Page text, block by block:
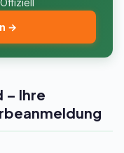
→
– Ihre